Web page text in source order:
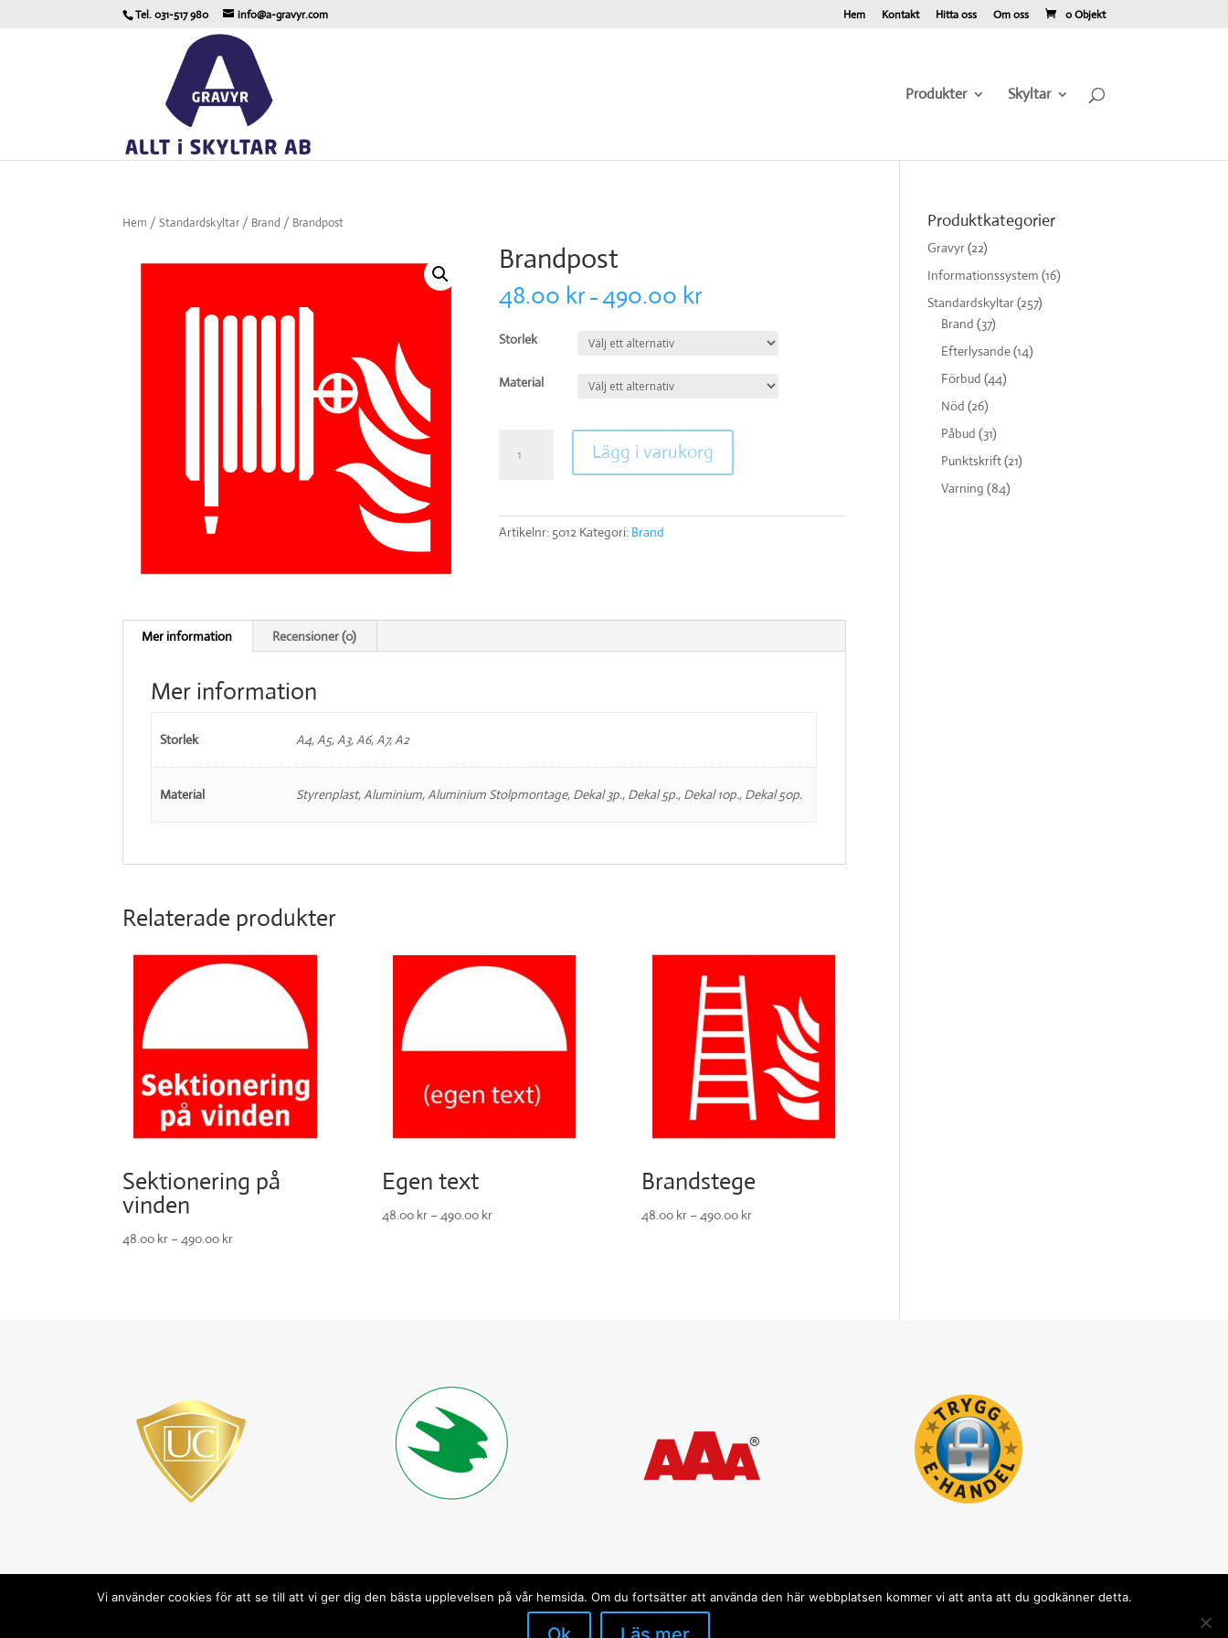
Tel. 031-517 980 info@a-gravyr.com Hem Kontakt Hitta oss Om oss 0 Objekt
Produkter Skyltar
Hem /Standardskyltar / Brand / Brandpost
Brandpost
48.00 kr –490.00 kr
Storlek
Material
mängd
Lägg i varukorg
Artikelnr: 5012 Kategori: Brand
Mer information Recensioner (0)
Mer information
Storlek A4, A5, A3, A6, A7, A2
Material Styrenplast, Aluminium, Aluminium Stolpmontage, Dekal 3p., Dekal 5p., Dekal 10p., Dekal 50p.
Relaterade produkter
Sektionering på
vinden
48.00 kr –490.00 kr
Egen text
48.00 kr– 490.00 kr
Brandstege
48.00 kr– 490.00 kr
Produktkategorier
Gravyr(22)
Informationssystem (16)
Standardskyltar(257)
Brand (37)
Efterlysande(14)
Förbud (44)
Nöd (26)
Påbud (31)
Punktskrift(21)
Varning (84)
Vi använder cookies för att se till att vi ger dig den bästa upplevelsen på vår hemsida. Om du fortsätter att använda den här webbplatsen kommer vi att anta att du godkänner detta.